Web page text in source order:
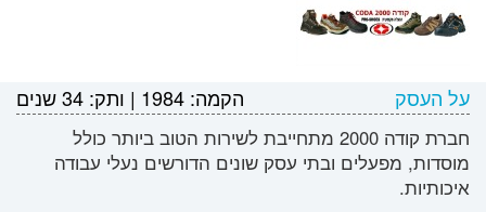
על העסק הקמה: 1984
| ותק: 34 שנים
חברת קודה 2000 מתחייבת לשירות הטוב ביותר כולל
מוסדות, מפעלים ובתי עסק שונים הדורשים נעלי עבודה
איכותיות.